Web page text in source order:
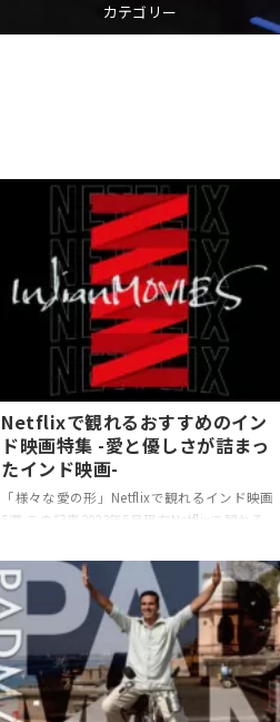
カテゴリー
Netflixで観れるおすすめのイン
ド映画特集 -愛と優しさが詰まっ
たインド映画-
「様々な愛の形」Netflixで観れるインド映画
5選 この記事2023年5月現在Netflixで観れる
たします。 親子・夫婦など様々な「愛」をテ
ーマにしている映画をピックアップいたしま
した。インドの愛と優しさにあふれる映画ぜ
ひ見てみてはいかがでしょうか 1. 姉が弟を
思いやる、優しい愛が織りなす物語 レイン
ボー 配信サービス配信状況U-
next×NETFLIX○Amazonプライムビデオ